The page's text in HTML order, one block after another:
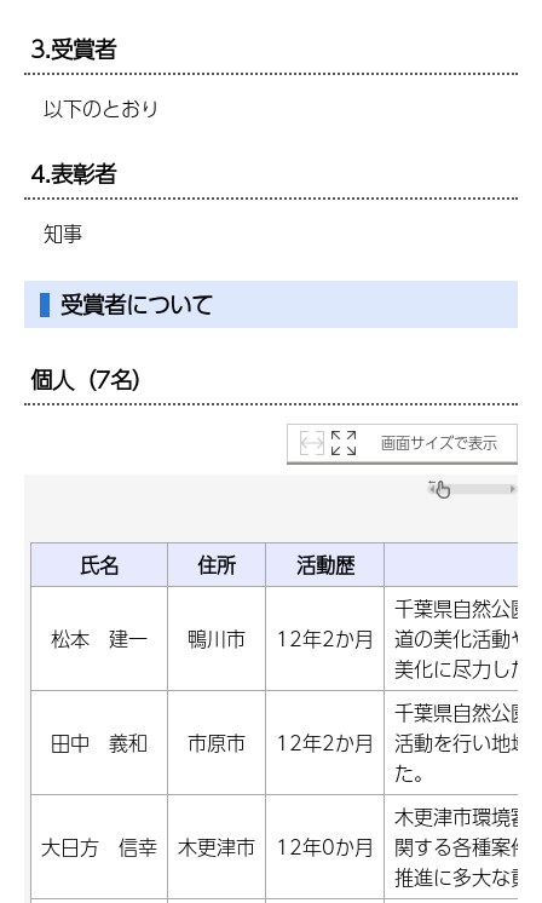
3.受賞者
以下のとおり
4.表彰者
知事
受賞者について
個人（7名）
画面サイズで表示
氏名 住所 活動歴
松本 建一 鴨川市 12年2か月
千葉県自然公園
道の美化活動や
美化に尽力した
田中 義和 市原市 12年2か月
千葉県自然公園
活動を行い地域
た。
大日方 信幸 木更津市 12年0か月
木更津市環境審
関する各種案件
推進に多大な貢